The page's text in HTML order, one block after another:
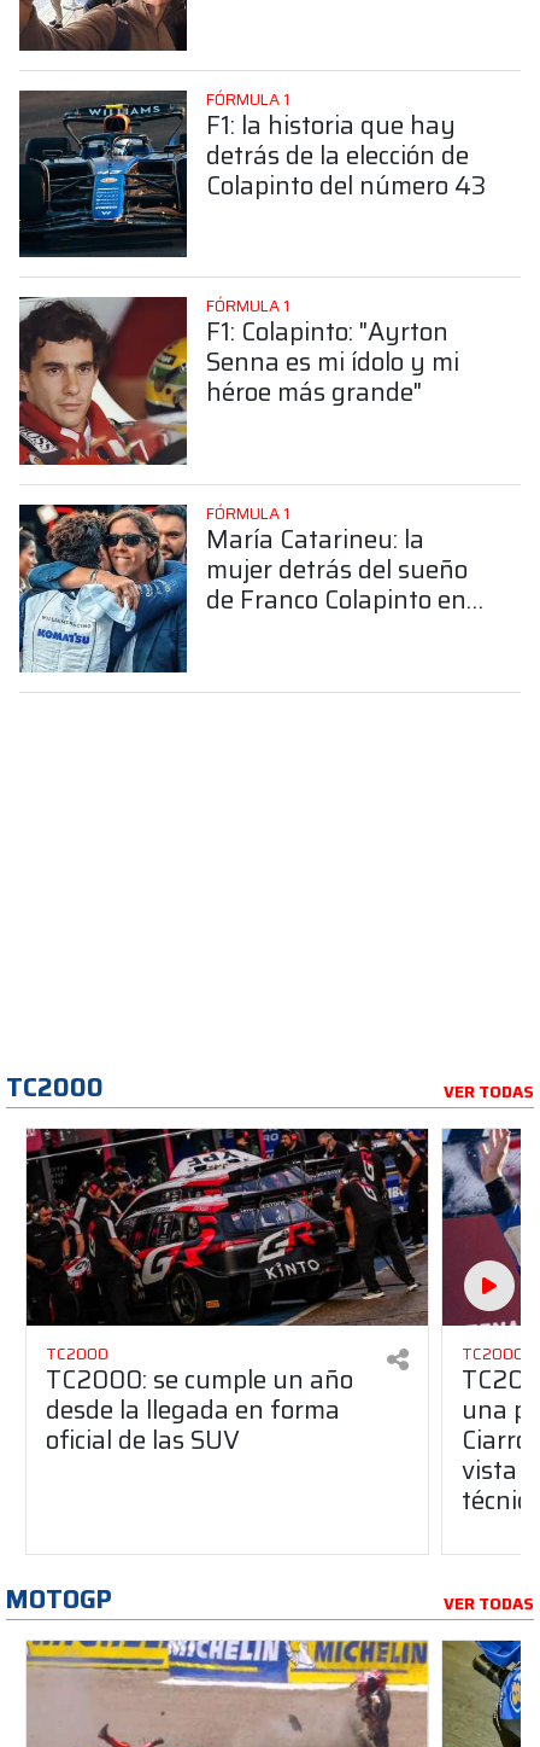
FÓRMULA 1
F1: la historia que hay
detrás de la elección de
Colapinto del número 43
FÓRMULA 1
F1: Colapinto: "Ayrton
Senna es mi ídolo y mi
héroe más grande"
FÓRMULA 1
María Catarineu: la
mujer detrás del sueño
de Franco Colapinto en
TC2000 VER TODAS
TC2000
TC2000: se cumple un año
desde la llegada en forma
oficial de las SUV
TC2000
una
vista
MOTOGP VER TODAS